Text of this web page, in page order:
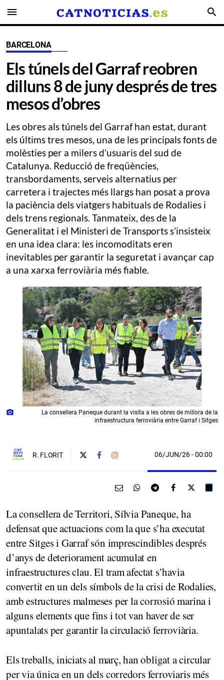
menu search
BARCELONA
Els túnels del Garraf reobren
dilluns 8 de juny després de tres
mesos d’obres
Les obres als túnels del Garraf han estat, durant
els últims tres mesos, una de les principals fonts de
molèsties per a milers d’usuaris del sud de
Catalunya. Reducció de freqüències,
transbordaments, serveis alternatius per
carretera i trajectes més llargs han posat a prova
la paciència dels viatgers habituals de Rodalies i
dels trens regionals. Tanmateix, des de la
Generalitat i el Ministeri de Transports s’insisteix
en una idea clara: les incomoditats eren
inevitables per garantir la seguretat i avançar cap
a una xarxa ferroviària més fiable.
photo_camera
La consellera Paneque durant la visita a les obres de millora de la
infraestructura ferroviària entre Garraf i Sitges
R. FLORIT 06/JUN/26- 00:00
La consellera de Territori, Sílvia Paneque, ha
defensat que actuacions com la que s’ha executat
entre Sitges i Garraf són imprescindibles després
d’anys de deteriorament acumulat en
infraestructures clau. El tram afectat s’havia
convertit en un dels símbols de la crisi de Rodalies,
amb estructures malmeses per la corrosió marina i
alguns elements que fins i tot van haver de ser
apuntalats per garantir la circulació ferroviària.
Els treballs, iniciats al març, han obligat a circular
per via única en un dels corredors ferroviaris més